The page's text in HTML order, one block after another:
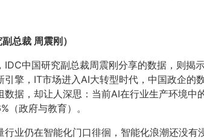
总裁 周震刚）
IDC中国研究副总裁周震刚分享的数据，则揭
引擎，IT市场进入AI大转型时代，中国政企的
数据，却让人深思：当前AI在行业生产环境中
（政府与教育）。
行业仍在智能化门口徘徊，智能化浪潮还没